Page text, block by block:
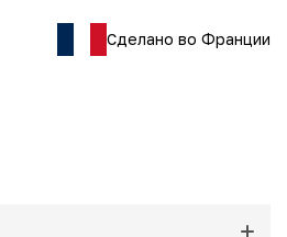
и наполняет кожу.
пептидов пшеничного
повышение синтеза и защиты
из антарктических
стимулирует регенерацию и
Сделано во Франции